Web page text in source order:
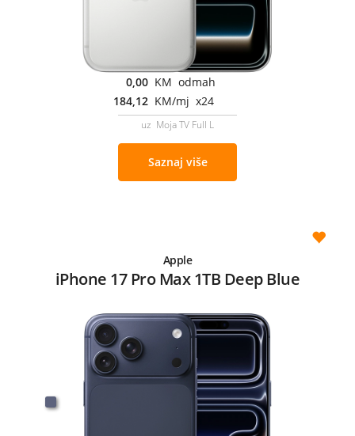
0,00 KM odmah
184,12 KM/mj x24
uz Moja TV Full L
Saznaj više
Apple
iPhone 17 Pro Max 1TB Deep Blue